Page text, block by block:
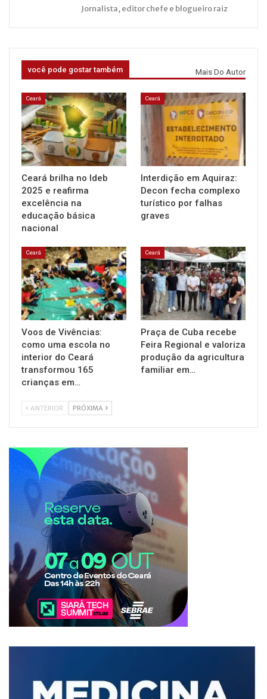
Jornalista, editor chefe e blogueiro raiz
você pode gostar também Mais Do Autor
Ceará
Ceará brilha no Ideb
2025 e reafirma
excelência na
educação básica
nacional
Ceará
Interdição em Aquiraz:
Decon fecha complexo
turístico por falhas
graves
Ceará
Voos de Vivências:
como uma escola no
interior do Ceará
transformou 165
crianças em…
Ceará
Praça de Cuba recebe
Feira Regional e valoriza
produção da agricultura
familiar em…
ANTERIOR PRÓXIMA